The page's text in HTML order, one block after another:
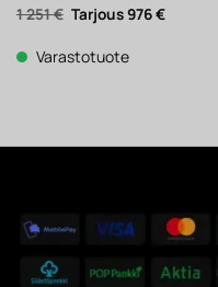
1 251€ Alkuperäinen
hinta
1
251 €.
976€Nykyinen
Varastotuote